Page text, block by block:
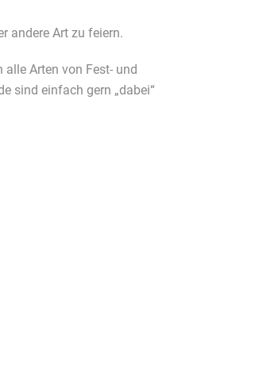
andere Art zu feiern.
Arten von Fest- und
sind einfach gern „dabei“